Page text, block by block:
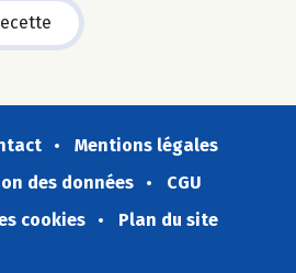
Mentions légales
des données
CGU
cookies
Plan du site